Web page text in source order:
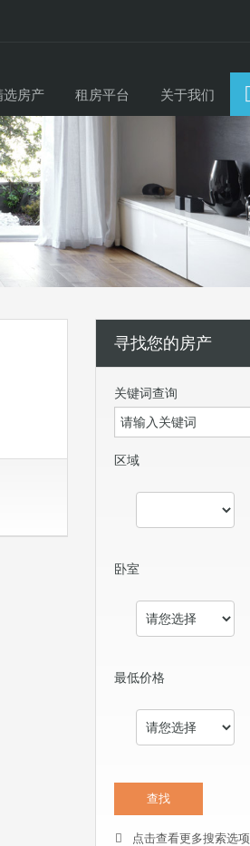
选房产 租房平台 关于我们
寻找您的房产
关键词查询
区域
卧室
最低价格
点击查看更多搜索选项